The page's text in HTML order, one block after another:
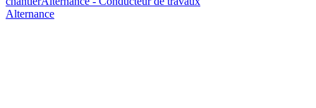
Alternance